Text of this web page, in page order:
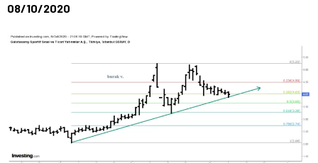
08/10/2020